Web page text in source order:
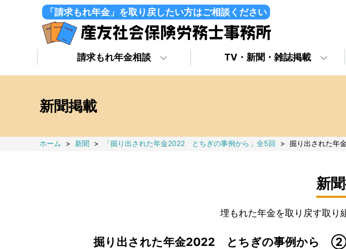
「請求もれ年金」を取り戻したい方はご相談ください
請求もれ年金相談 TV・新聞・雑誌掲載
新聞掲載
ホーム > 新聞 > 「掘り出された年金2022 とちぎの事例から」全5回 > 掘り出された
新
埋もれた年金を取り戻す取り
掘り出された年金2022 とちぎの事例から